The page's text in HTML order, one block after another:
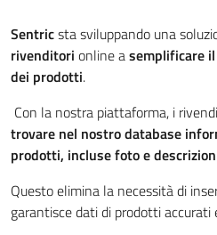
Sentricsta sviluppando una
rivenditori online asemplificare
dei prodotti.
Con la nostra piattaforma, i
trovare nel nostro database
prodotti, incluse foto e
Questo elimina la necessità di
garantisce dati di prodotti accurati